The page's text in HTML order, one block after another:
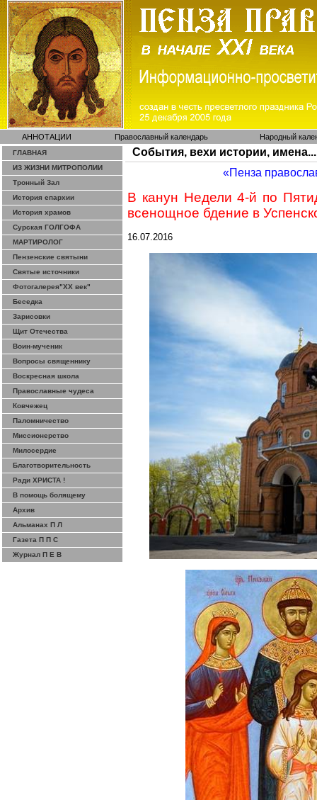
АННОТАЦИИ Православный календарь Народный
ГЛАВНАЯ
ИЗ ЖИЗНИ МИТРОПОЛИИ
Тронный Зал
История епархии
История храмов
Сурская ГОЛГОФА
МАРТИРОЛОГ
Пензенские святыни
Святые источники
Фотогалерея"ХХ век"
Беседка
Зарисовки
Щит Отечества
Воин-мученик
Вопросы священнику
Воскресная школа
Православные чудеса
Ковчежец
Паломничество
Миссионерство
Милосердие
Благотворительность
Ради ХРИСТА !
В помощь болящему
Архив
Альманах П Л
Газета П П С
Журнал П Е В
События, вехи истории, имена...
«Пенза
В канун Недели 4-й по
всенощное бдение в
16.07.2016